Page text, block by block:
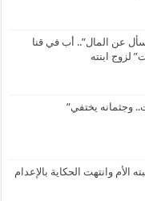
عن المال”.. أب في قنا
لزوج ابنته
وجثمانه يختفي”
وانتهت الحكاية بالإعدام